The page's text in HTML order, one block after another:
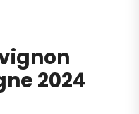
2024